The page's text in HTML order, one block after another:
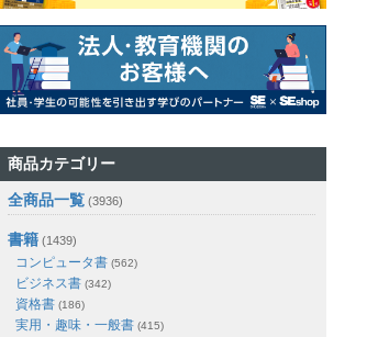
商品カテゴリー
全商品一覧 (3936)
書籍 (1439)
コンピュータ書 (562)
ビジネス書 (342)
資格書 (186)
実用・趣味・一般書 (415)